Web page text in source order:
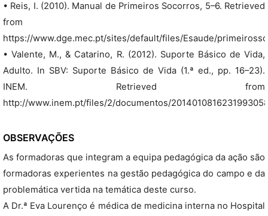
• Reis, I. (2010). Manual de Primeiros Socorros, 5–6. Retrieved
from
https://www.dge.mec.pt/sites/default/files/Esaude/
• Valente, M., & Catarino, R. (2012). Suporte Básico de Vida,
Adulto. In SBV: Suporte Básico de Vida (1.ª ed., pp. 16–23).
INEM. Retrieved from
http://www.inem.pt/files/2/documentos/
OBSERVAÇÕES
As formadoras que integram a equipa pedagógica da ação são
formadoras experientes na gestão pedagógica do campo e da
problemática vertida na temática deste curso.
A Dr.ª Eva Lourenço é médica de medicina interna no Hospital